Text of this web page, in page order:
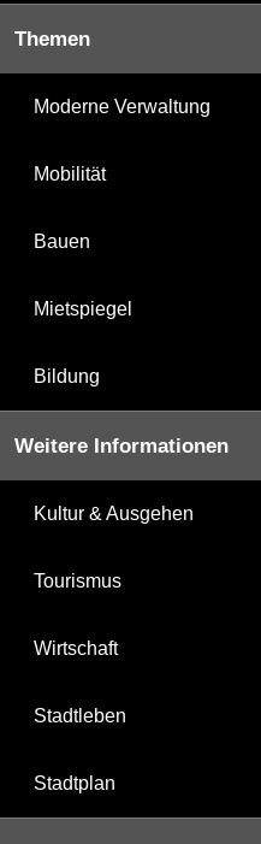
Themen
Moderne Verwaltung
Mobilität
Bauen
Mietspiegel
Bildung
Weitere Informationen
Kultur & Ausgehen
Tourismus
Wirtschaft
Stadtleben
Stadtplan